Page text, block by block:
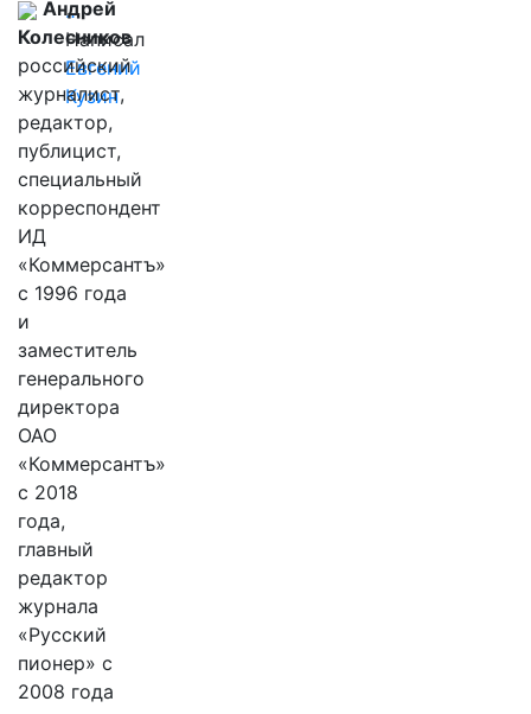
…
Написал
Евгений
Кузин
Андрей
Колесников
российский
журналист,
редактор,
публицист,
специальный
корреспондент
ИД
«Коммерсантъ»
с 1996 года
и
заместитель
генерального
директора
ОАО
«Коммерсантъ»
с 2018
года,
главный
редактор
журнала
«Русский
пионер» с
2008 года